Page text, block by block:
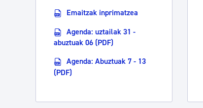
Emaitzak inprimatzea
Agenda: uztailak 31 -
abuztuak 06 (PDF)
Agenda: Abuztuak 7 - 13
(PDF)